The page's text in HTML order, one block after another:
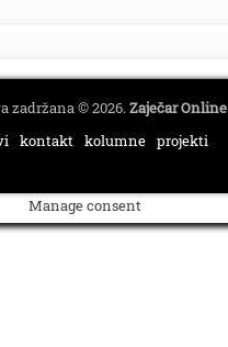
zadržana © 2026.Zaječar Online
kontakt kolumne projekti
Manage consent